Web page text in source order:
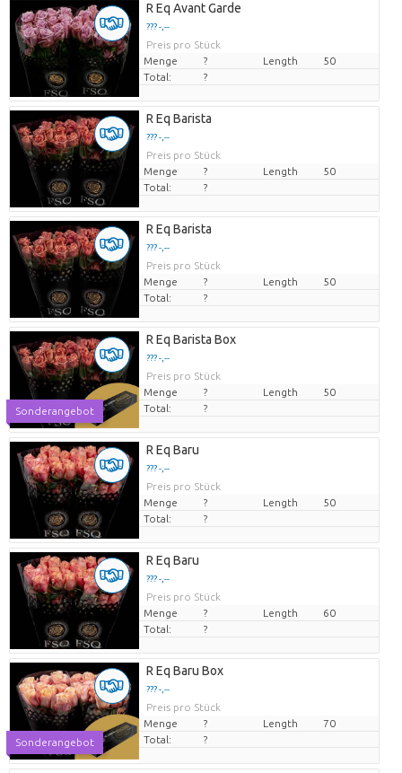
R Eq Avant Garde
??? -,--
Preis pro Stück
Menge
? Length
50
Total:
?
R Eq Barista
??? -,--
Preis pro Stück
Menge
? Length
50
Total:
?
R Eq Barista
??? -,--
Preis pro Stück
Menge
? Length
50
Total:
?
Sonderangebot
R Eq Barista Box
??? -,--
Preis pro Stück
Menge
? Length
50
Total:
?
R Eq Baru
??? -,--
Preis pro Stück
Menge
? Length
50
Total:
?
R Eq Baru
??? -,--
Preis pro Stück
Menge
? Length
60
Total:
?
Sonderangebot
R Eq Baru Box
??? -,--
Preis pro Stück
Menge
? Length
70
Total:
?